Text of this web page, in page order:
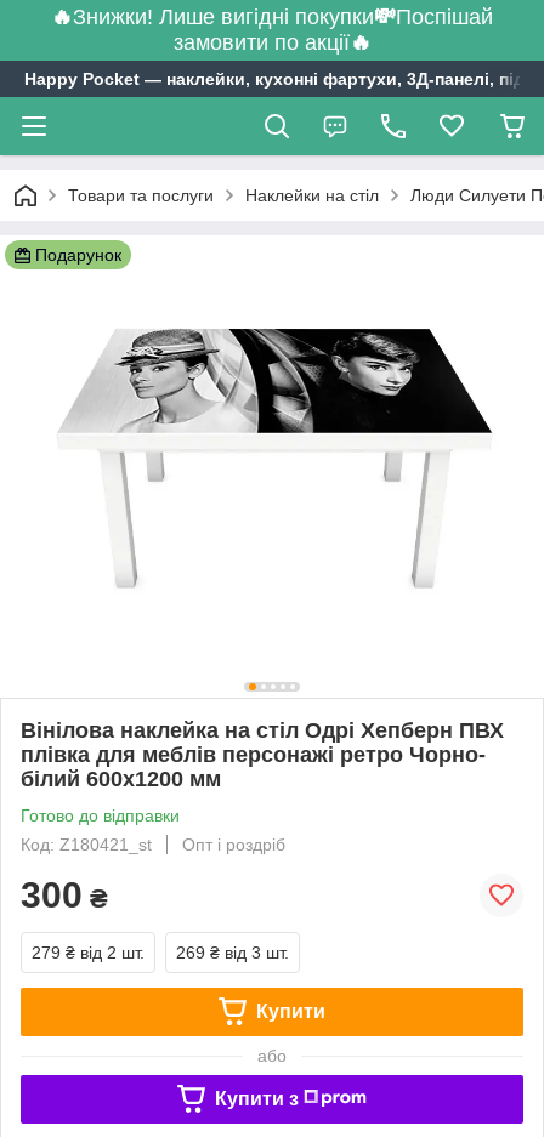
🔥Знижки! Лише вигідні покупки💸Поспішай
замовити по акції🔥
Happy Pocket ― наклейки, кухонні фартухи, 3Д-панелі,
Товари та послуги Наклейки на стіл Люди Силуети
Подарунок
Вінілова наклейка на стіл Одрі Хепберн ПВХ
плівка для меблів персонажі ретро Чорно-
білий 600х1200 мм
Готово до відправки
Код: Z180421_st
Опт і роздріб
300 ₴
279 ₴ від 2 шт. 269 ₴ від 3 шт.
Купити
або
Купити з